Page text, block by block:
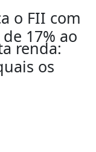
o FII com
17% ao
renda:
os